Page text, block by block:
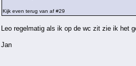
Kijk even terug van af #29
Leo regelmatig als ik op de wc zit zie ik het
Jan